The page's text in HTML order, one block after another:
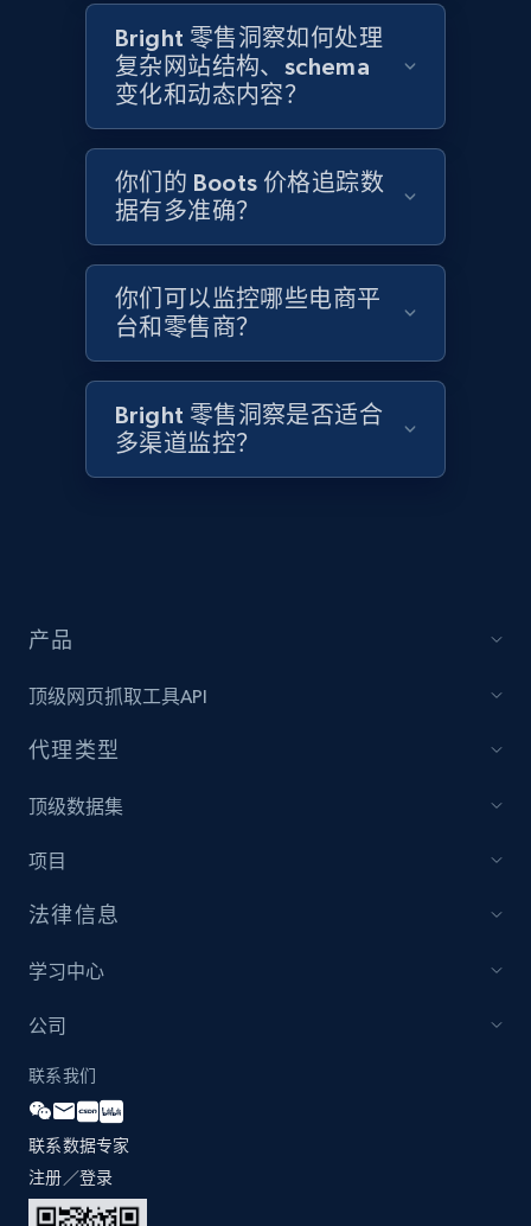
specified URL
URL, Domain, Country code, Model number,
Sku, Product id, Product name, Manufacturer,
and more.
2.1K+ 立即开始
Home Depot US - Discover products by
specified UPC
URL, Domain, Country code, Model number,
and more.
2.1K+
Title, Seller name, Brand, Description, Initial
more.
Amazon products global dataset - Collects
products by specific category URL
Title, Seller name, Brand, Description, Initial
Bright 零售洞察如何处理
复杂网站结构、schema
变化和动态内容？
你们的 Boots 价格追踪数
据有多准确？
你们可以监控哪些电商平
台和零售商？
Bright 零售洞察是否适合
多渠道监控？
产品
顶级网页抓取工具API
代理类型
顶级数据集
项目
法律信息
学习中心
公司
联系我们
联系数据专家
注册／登录